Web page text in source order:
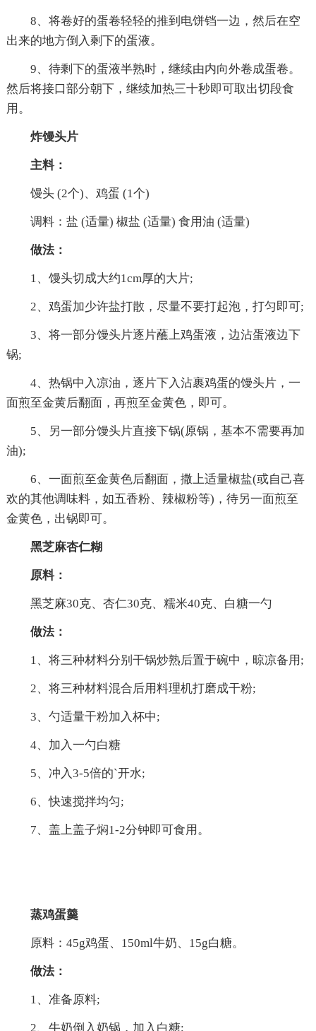
8、将卷好的蛋卷轻轻的推到电饼铛一边，然后在空
出来的地方倒入剩下的蛋液。
9、待剩下的蛋液半熟时，继续由内向外卷成蛋卷。
然后将接口部分朝下，继续加热三十秒即可取出切段食
用。
炸馒头片
主料：
馒头 (2个)、鸡蛋 (1个)
调料：盐 (适量) 椒盐 (适量) 食用油 (适量)
做法：
1、馒头切成大约1cm厚的大片;
2、鸡蛋加少许盐打散，尽量不要打起泡，打匀即可;
3、将一部分馒头片逐片蘸上鸡蛋液，边沾蛋液边下
锅;
4、热锅中入凉油，逐片下入沾裹鸡蛋的馒头片，一
面煎至金黄后翻面，再煎至金黄色，即可。
5、另一部分馒头片直接下锅(原锅，基本不需要再加
油);
6、一面煎至金黄色后翻面，撒上适量椒盐(或自己喜
欢的其他调味料，如五香粉、辣椒粉等)，待另一面煎至
金黄色，出锅即可。
黑芝麻杏仁糊
原料：
黑芝麻30克、杏仁30克、糯米40克、白糖一勺
做法：
1、将三种材料分别干锅炒熟后置于碗中，晾凉备用;
2、将三种材料混合后用料理机打磨成干粉;
3、勺适量干粉加入杯中;
4、加入一勺白糖
5、冲入3-5倍的`开水;
6、快速搅拌均匀;
7、盖上盖子焖1-2分钟即可食用。
蒸鸡蛋羹
原料：45g鸡蛋、150ml牛奶、15g白糖。
做法：
1、准备原料;
2、牛奶倒入奶锅，加入白糖;